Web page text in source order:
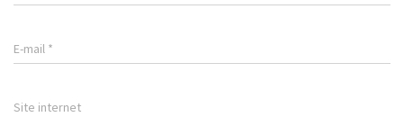
E-mail *
Site internet